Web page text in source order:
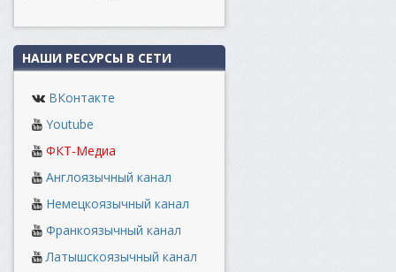
НАШИ РЕСУРСЫ В СЕТИ
ВКонтакте
Youtube
ФКТ-Медиа
Англоязычный канал
Немецкоязычный канал
Франкоязычный канал
Латышскоязычный канал